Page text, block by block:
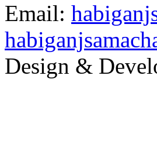
Email:
Design &